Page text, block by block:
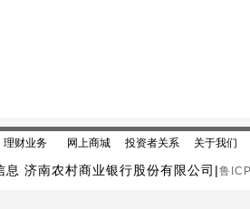
理财业务 网上商城 投资者关系 关于我们
息 济南农村商业银行股份有限公司|鲁